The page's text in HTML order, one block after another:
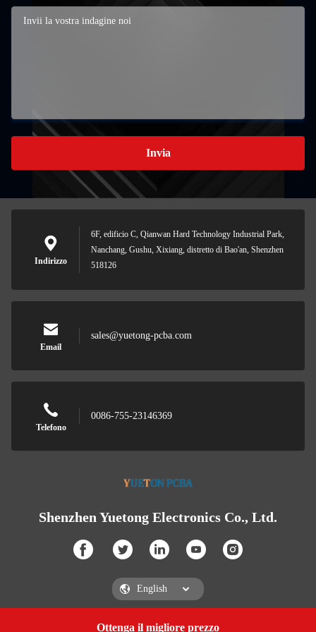
Ottenga il migliore prezzo
Invia
Indirizzo
6F, edificio C, Qianwan Hard Technology Industrial Park,
Nanchang, Gushu, Xixiang, distretto di Bao'an, Shenzhen
518126
Email
sales@yuetong-pcba.com
Telefono
0086-755-23146369
Shenzhen Yuetong Electronics Co., Ltd.
Shenzhen Yuetong Electronics Co., Ltd.Get a Quote